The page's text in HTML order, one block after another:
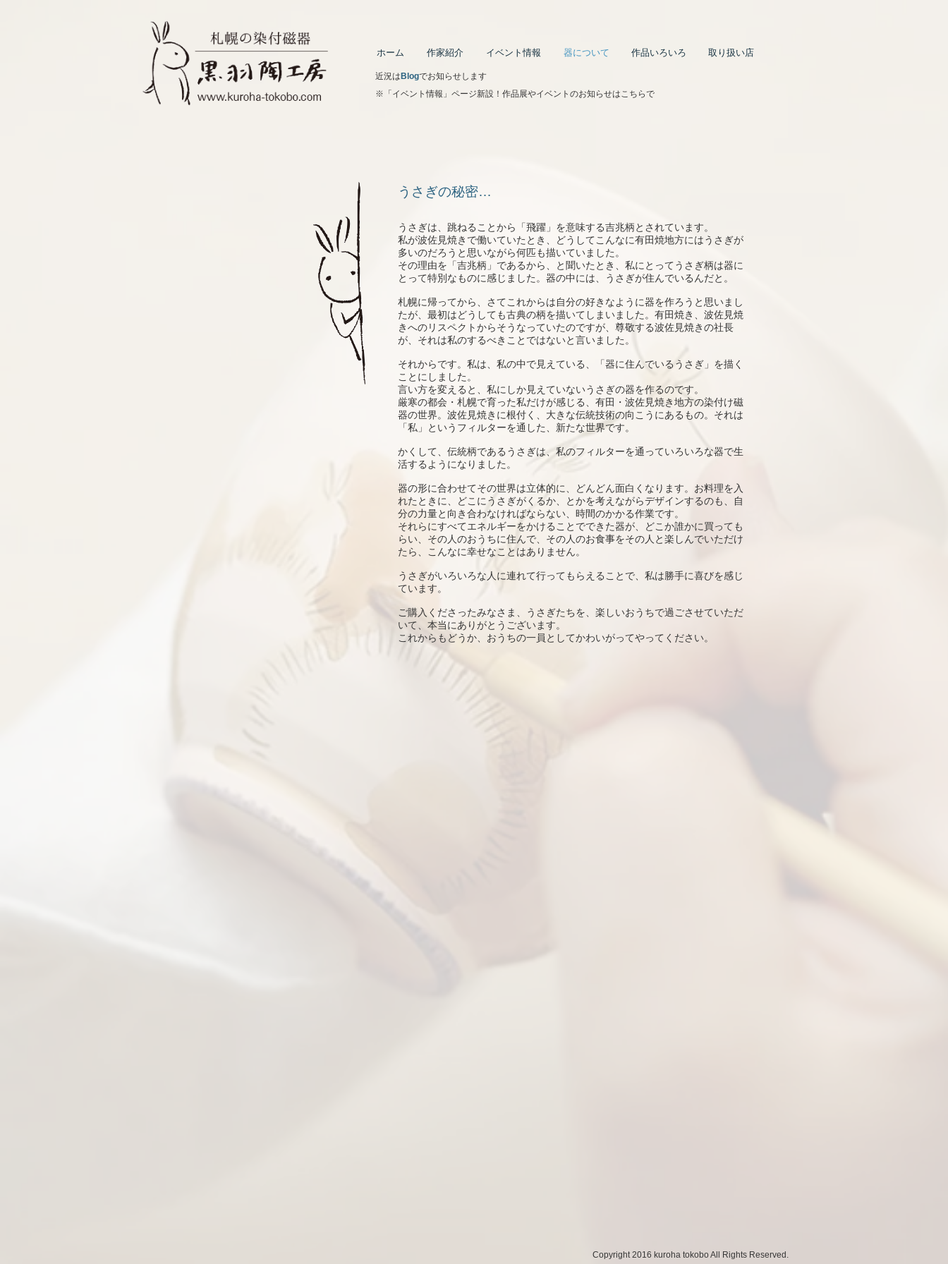
ホーム 作家紹介 イベント情報 器について 作品いろいろ 取り扱い店
​近況は Blogでお知らせします
※「イベント情報」ページ新設！作品展やイベントのお知らせはこちらで
うさぎの秘密…
うさぎは、跳ねることから「飛躍」を意味する吉兆柄とされています。
私が波佐見焼きで働いていたとき、どうしてこんなに有田焼地方にはうさぎが
多いのだろうと思いながら何匹も描いていました。
その理由を「吉兆柄」であるから、と聞いたとき、私にとってうさぎ柄は器に
とって特別なものに感じました。器の中には、うさぎが住んでいるんだと。
札幌に帰ってから、さてこれからは自分の好きなように器を作ろうと思いまし
たが、最初はどうしても古典の柄を描いてしまいました。有田焼き、波佐見焼
きへのリスペクトからそうなっていたのですが、尊敬する波佐見焼きの社長
が、それは私のするべきことではないと言いました。
それからです。私は、私の中で見えている、「器に住んでいるうさぎ」を描く
ことにしました。
言い方を変えると、私にしか見えていないうさぎの器を作るのです。
厳寒の都会・札幌で育った私だけが感じる、有田・波佐見焼き地方の染付け磁
器の世界。波佐見焼きに根付く、大きな伝統技術の向こうにあるもの。それは
「私」というフィルターを通した、新たな世界です。
かくして、伝統柄であるうさぎは、私のフィルターを通っていろいろな器で生
活するようになりました。
器の形に合わせてその世界は立体的に、どんどん面白くなります。お料理を入
れたときに、どこにうさぎがくるか、とかを考えながらデザインするのも、自
分の力量と向き合わなければならない、時間のかかる作業です。
それらにすべてエネルギーをかけることでできた器が、どこか誰かに買っても
らい、その人のおうちに住んで、その人のお食事をその人と楽しんでいただけ
たら、こんなに幸せなことはありません。
うさぎがいろいろな人に連れて行ってもらえることで、私は勝手に喜びを感じ
ています。
ご購入くださったみなさま、うさぎたちを、楽しいおうちで過ごさせていただ
いて、本当にありがとうございます。
これからもどうか、おうちの一員としてかわいがってやってください。
Copyright 2016 kuroha tokobo All Rights Reserved.